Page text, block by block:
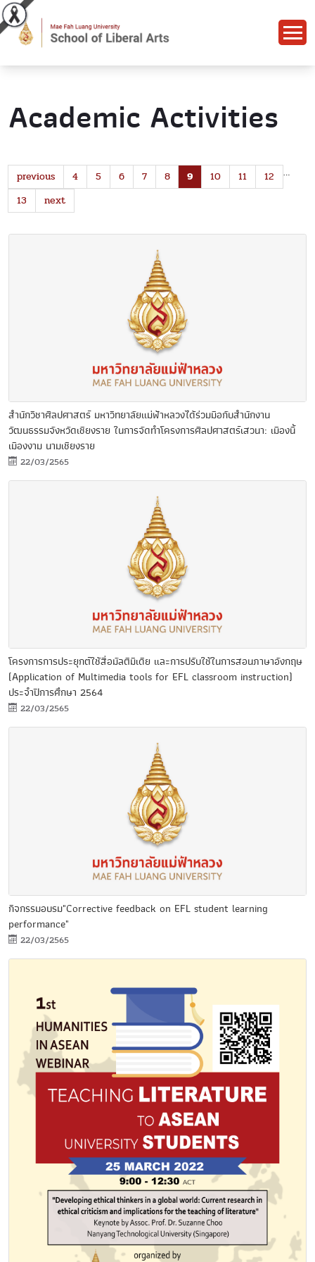
Academic Activities
previous …
4 5 6 7 8 9 10 11
12
13
next
สำนักวิชาศิลปศาสตร์ มหาวิทยาลัยแม่ฟ้าหลวงได้ร่วมมือกับสำนักงาน
วัฒนธรรมจังหวัดเชียงราย ในการจัดทำโครงการศิลปศาสตร์เสวนา: เมืองนี้
เมืองงาม นามเชียงราย
22/03/2565
โครงการการประยุกต์ใช้สื่อมัลติมีเดีย และการปรับใช้ในการสอนภาษาอังกฤษ
(Application of Multimedia tools for EFL classroom instruction)
ประจำปีการศึกษา 2564
22/03/2565
กิจกรรมอบรม"Corrective feedback on EFL student learning
performance"
22/03/2565